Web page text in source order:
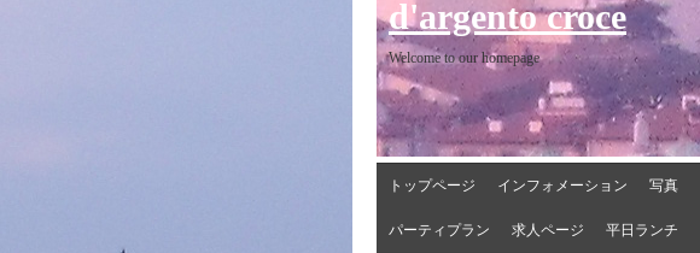
d'argento croce
Welcome to our homepage
トップページ インフォメーション 写真
パーティプラン 求人ページ 平日ランチ